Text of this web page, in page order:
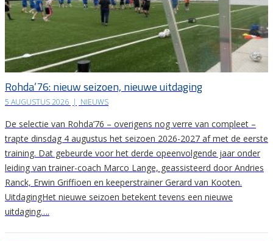
Rohda’76: nieuw seizoen, nieuwe uitdaging
5 AUGUSTUS 2026 | NIEUWS
De selectie van Rohda’76 – overigens nog verre van compleet –
trapte dinsdag 4 augustus het seizoen 2026-2027 af met de eerste
training. Dat gebeurde voor het derde opeenvolgende jaar onder
leiding van trainer-coach Marco Lange, geassisteerd door Andries
Ranck, Erwin Griffioen en keeperstrainer Gerard van Kooten.
UitdagingHet nieuwe seizoen betekent tevens een nieuwe
uitdaging….